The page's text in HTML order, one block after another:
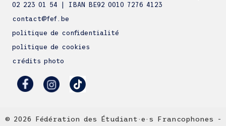
02 223 01 54 | IBAN BE92 0010 7276 4123
contact@fef.be
politique de confidentialité
politique de cookies
crédits photo
© 2026 Fédération des Étudiant·e·s Francophones -